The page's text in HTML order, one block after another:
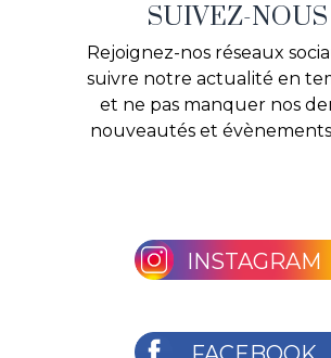
SUIVEZ-NOUS
Rejoignez-nos réseaux
suivre notre actualité en
et ne pas manquer nos
nouveautés et
INSTAGRAM